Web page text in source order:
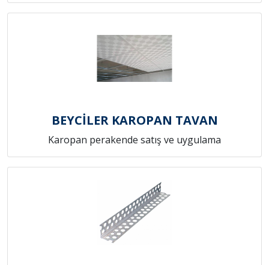
BEYCİLER KAROPAN TAVAN
Karopan perakende satış ve uygulama